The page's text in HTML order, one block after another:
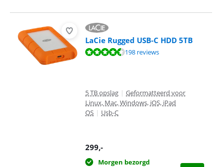
LaCie Rugged USB-C HDD 5TB
Beoordeling is 8,8 van de 10, gebaseerd op 198 reviews.
198 reviews
5 TB opslag | Geformatteerd voor
Linux, Mac, Windows, iOS, iPad
OS | Usb-C
299,-
Morgen bezorgd